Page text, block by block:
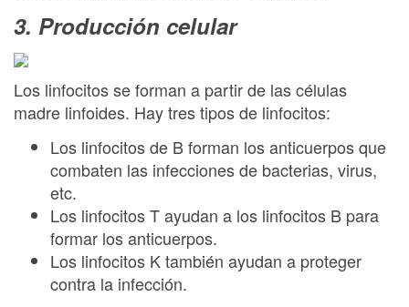
3. Producción celular
Los linfocitos se forman a partir de las células
madre linfoides. Hay tres tipos de linfocitos:
Los linfocitos de B forman los anticuerpos que
combaten las infecciones de bacterias, virus,
etc.
Los linfocitos T ayudan a los linfocitos B para
formar los anticuerpos.
Los linfocitos K también ayudan a proteger
contra la infección.